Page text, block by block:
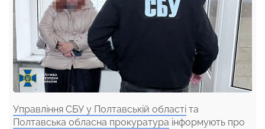
Управління СБУ у Полтавській області та
Полтавська обласна прокуратура інформують про